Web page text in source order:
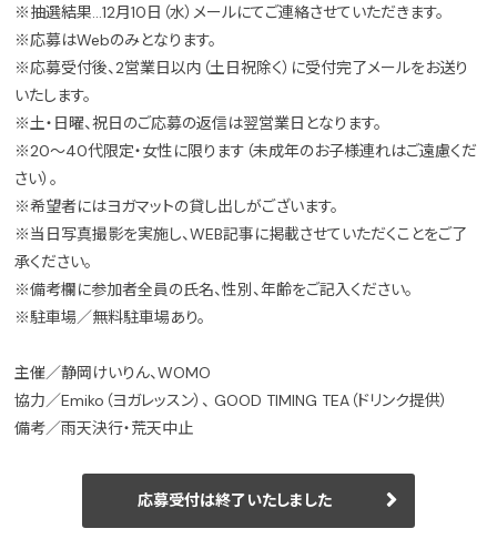
※抽選結果…12月10日（水）メールにてご連絡させていただきます。
※応募はWebのみとなります。
※応募受付後、2営業日以内（土日祝除く）に受付完了メールをお送り
いたします。
※土・日曜、祝日のご応募の返信は翌営業日となります。
※20〜40代限定・女性に限ります（未成年のお子様連れはご遠慮くだ
さい）。
※希望者にはヨガマットの貸し出しがございます。
※当日写真撮影を実施し、WEB記事に掲載させていただくことをご了
承ください。
※備考欄に参加者全員の氏名、性別、年齢をご記入ください。
※駐車場／無料駐車場あり。
主催／静岡けいりん、WOMO
協力／Emiko（ヨガレッスン）、 GOOD TIMING TEA（ドリンク提供）
備考／雨天決行・荒天中止
応募受付は終了いたしました